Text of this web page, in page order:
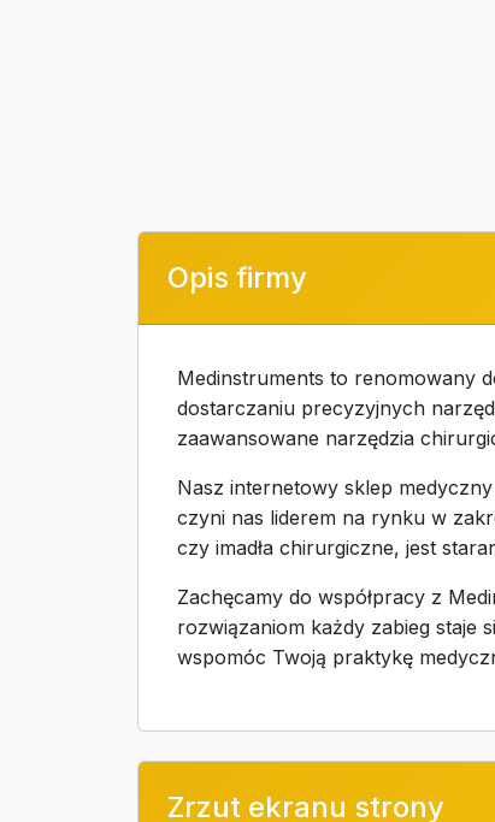
Opis firmy
Medinstruments to renomowany
dostarczaniu precyzyjnych
zaawansowane narzędzia
Nasz internetowy sklep
czyni nas liderem na rynku w
czy imadła chirurgiczne, jest
Zachęcamy do współpracy z
rozwiązaniom każdy zabieg staje
wspomóc Twoją praktykę
Zrzut ekranu strony